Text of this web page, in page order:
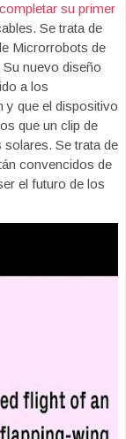
completar su primer
Se trata de
Microrrobots de
nuevo diseño
a los
y que el dispositivo
que un clip de
Se trata de
convencidos de
el futuro de los